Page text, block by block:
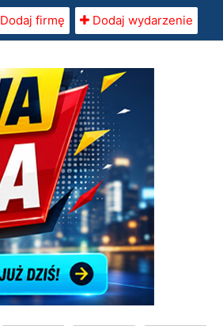
Dodaj firmę Dodaj wydarzenie